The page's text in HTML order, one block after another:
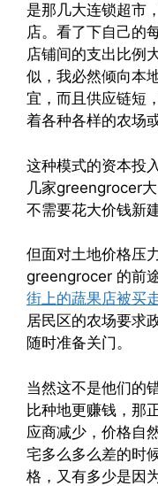
是那几大连锁超市
店。看了下自己的
店铺间的支出比例
似，我必然倾向本
宜，而且供应链短
着各种各样的农场
这种模式的资本投
几家greengrocer
不需要花大价钱新
但面对土地价格压
greengrocer 的前
街上的蔬果店被买
居民区的农场要求
随时准备关门。
当然这不是他们的
比种地更赚钱，那
应商减少，价格自
宅多么多么差的时
格，又有多少是因